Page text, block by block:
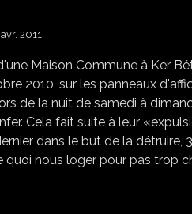
avr. 2011
2010, sur les panneaux
de la nuit de samedi à
Cela fait suite à leur
dans le but de la
quoi nous loger pour pas trop